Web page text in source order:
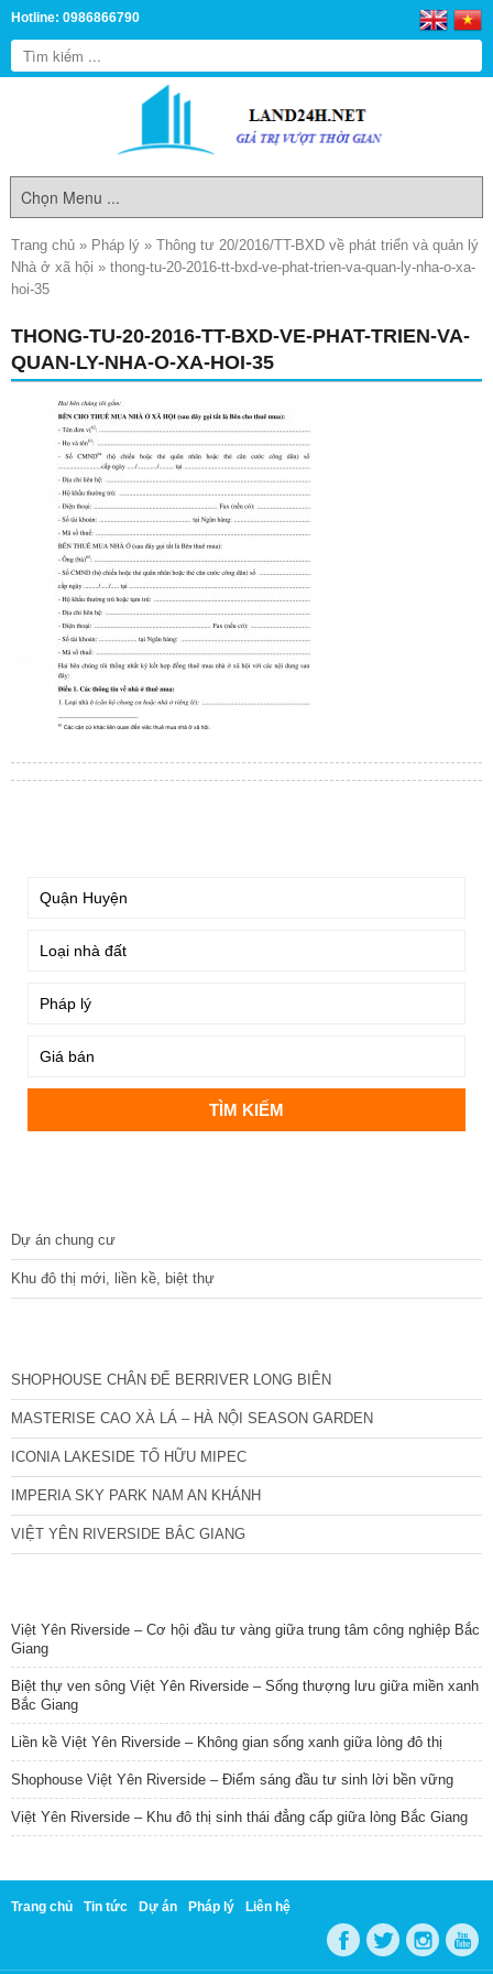
Hotline: 0986866790
Trang chủ » Pháp lý » Thông tư 20/2016/TT-BXD về phát triển và quản lý
Nhà ở xã hội » thong-tu-20-2016-tt-bxd-ve-phat-trien-va-quan-ly-nha-o-xa-
hoi-35
THONG-TU-20-2016-TT-BXD-VE-PHAT-TRIEN-VA-
QUAN-LY-NHA-O-XA-HOI-35
Dự án chung cư
Khu đô thị mới, liền kề, biệt thự
SHOPHOUSE CHÂN ĐẾ BERRIVER LONG BIÊN
MASTERISE CAO XÀ LÁ – HÀ NỘI SEASON GARDEN
ICONIA LAKESIDE TỐ HỮU MIPEC
IMPERIA SKY PARK NAM AN KHÁNH
VIỆT YÊN RIVERSIDE BẮC GIANG
Việt Yên Riverside – Cơ hội đầu tư vàng giữa trung tâm công nghiệp Bắc
Giang
Biệt thự ven sông Việt Yên Riverside – Sống thượng lưu giữa miền xanh
Bắc Giang
Liền kề Việt Yên Riverside – Không gian sống xanh giữa lòng đô thị
Shophouse Việt Yên Riverside – Điểm sáng đầu tư sinh lời bền vững
Việt Yên Riverside – Khu đô thị sinh thái đẳng cấp giữa lòng Bắc Giang
Trang chủ Tin tức Dự án Pháp lý Liên hệ